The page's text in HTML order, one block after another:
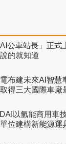
AI公車站長」正式
的就知道
布建未來AI智慧
得三大國際車廠
以氫能商用車
位建構新能源運